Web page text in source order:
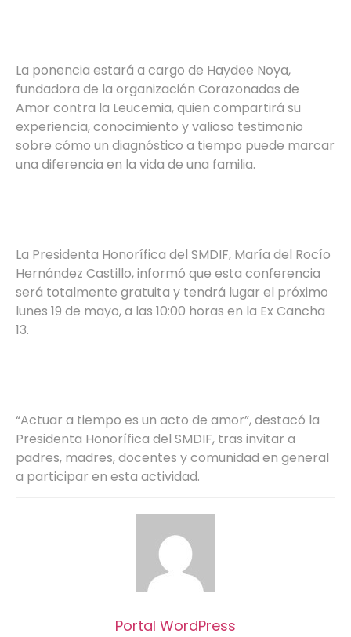
La ponencia estará a cargo de Haydee Noya,
fundadora de la organización Corazonadas de
Amor contra la Leucemia, quien compartirá su
experiencia, conocimiento y valioso testimonio
sobre cómo un diagnóstico a tiempo puede marcar
una diferencia en la vida de una familia.
La Presidenta Honorífica del SMDIF, María del Rocío
Hernández Castillo, informó que esta conferencia
será totalmente gratuita y tendrá lugar el próximo
lunes 19 de mayo, a las 10:00 horas en la Ex Cancha
13.
“Actuar a tiempo es un acto de amor”, destacó la
Presidenta Honorífica del SMDIF, tras invitar a
padres, madres, docentes y comunidad en general
a participar en esta actividad.
Portal WordPress